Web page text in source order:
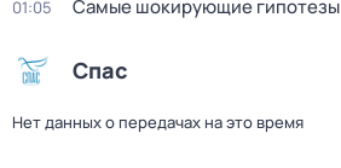
01:05 Самые шoкиpующие гипотезы
Спас
Нет данных о передачах на это время